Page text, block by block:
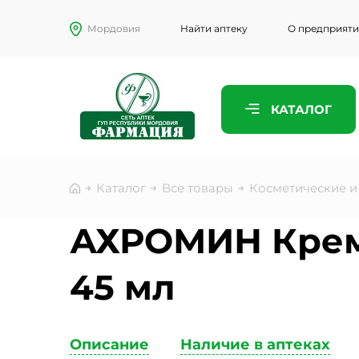
Мордовия Найти аптеку О
КАТАЛОГ
Каталог Все товары Косметические
АХРОМИН
45 мл
Описание Наличие в аптеках